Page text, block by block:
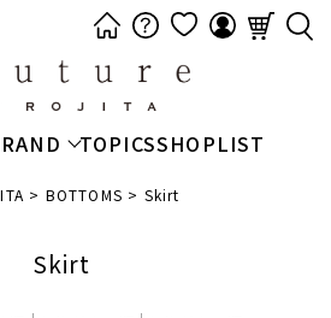
TOPICSSHOPLIST
BOTTOMS Skirt
Skirt